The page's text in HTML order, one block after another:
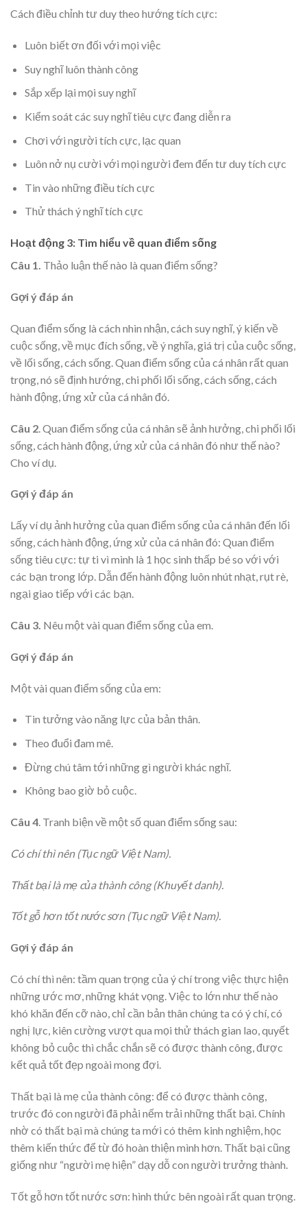
Cách điều chỉnh tư duy theo hướng tích cực:
Luôn biết ơn đối với mọi việc
Suy nghĩ luôn thành công
Sắp xếp lại mọi suy nghĩ
Kiểm soát các suy nghĩ tiêu cực đang diễn ra
Chơi với người tích cực, lạc quan
Luôn nở nụ cười với mọi người đem đến tư duy tích cực
Tin vào những điều tích cực
Thử thách ý nghĩ tích cực
Hoạt động 3: Tìm hiểu về quan điểm sống
Câu 1. Thảo luận thế nào là quan điểm sống?
Gợi ý đáp án
Quan điểm sống là cách nhìn nhận, cách suy nghĩ, ý kiến về
cuộc sống, về mục đích sống, về ý nghĩa, giá trị của cuộc sống,
về lối sống, cách sống. Quan điểm sống của cá nhân rất quan
trọng, nó sẽ định hướng, chi phối lối sống, cách sống, cách
hành động, ứng xử của cá nhân đó.
Câu 2 . Quan điểm sống của cá nhân sẽ ảnh hưởng, chi phối lối
sống, cách hành động, ứng xử của cá nhân đó như thế nào?
Cho ví dụ.
Gợi ý đáp án
Lấy ví dụ ảnh hưởng của quan điểm sống của cá nhân đến lối
sống, cách hành động, ứng xử của cá nhân đó: Quan điểm
sống tiêu cực: tự ti vì mình là 1 học sinh thấp bé so với với
các bạn trong lớp. Dẫn đến hành động luôn nhút nhạt, rụt rè,
ngại giao tiếp với các bạn.
Câu 3. Nêu một vài quan điểm sống của em.
Gợi ý đáp án
Một vài quan điểm sống của em:
Tin tưởng vào năng lực của bản thân.
Theo đuổi đam mê.
Đừng chú tâm tới những gì người khác nghĩ.
Không bao giờ bỏ cuộc.
Câu 4. Tranh biện về một số quan điểm sống sau:
Có chí thì nên (Tục ngữ Việt Nam).
Thất bại là mẹ của thành công (Khuyết danh).
Tốt gỗ hơn tốt nước sơn (Tục ngữ Việt Nam).
Gợi ý đáp án
Có chí thì nên: tầm quan trọng của ý chí trong việc thực hiện
những ước mơ, những khát vọng. Việc to lớn như thế nào
khó khăn đến cỡ nào, chỉ cần bản thân chúng ta có ý chí, có
nghị lực, kiên cường vượt qua mọi thử thách gian lao, quyết
không bỏ cuộc thì chắc chắn sẽ có được thành công, được
kết quả tốt đẹp ngoài mong đợi.
Thất bại là mẹ của thành công: để có được thành công,
trước đó con người đã phải nếm trải những thất bại. Chính
nhờ có thất bại mà chúng ta mới có thêm kinh nghiệm, học
thêm kiến thức để từ đó hoàn thiện mình hơn. Thất bại cũng
giống như “người mẹ hiện” dạy dỗ con người trưởng thành.
Tốt gỗ hơn tốt nước sơn: hình thức bên ngoài rất quan trọng.